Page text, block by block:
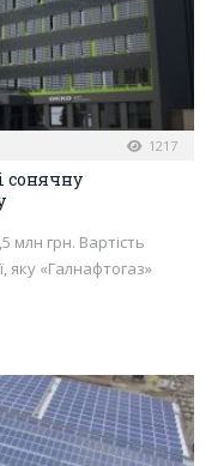
1217
сонячну
млн грн. Вартість
яку «Галнафтогаз»